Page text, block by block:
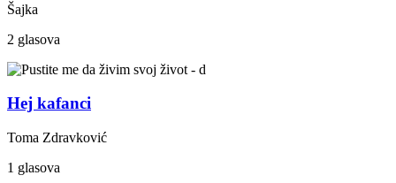
Šajka
2 glasova
Hej kafanci
Toma Zdravković
1 glasova